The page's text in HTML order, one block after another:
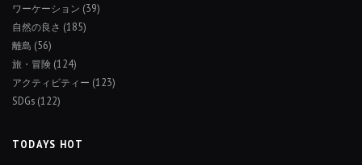
ワーケーション (39)
自然の良さ (185)
離島 (56)
旅・冒険 (124)
アクティビティー (123)
SDGs (122)
TODAYS HOT